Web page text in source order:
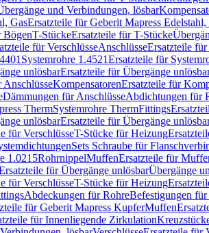
und Verbindungen, lösbar
GasErsatzteile für Geberit Mapress Edelstahl,
BögenT-StückeErsatzteile für T-Stücke
für VerschlüsseAnschlüsseErsatzteile
Systemrohre 1.4521Ersatzteile für
unlösbarErsatzteile für Übergänge
AnschlüsseKompensatorenErsatzteile für
Dämmungen für AnschlüsseAbdichtungen für
ThermSystemrohre ThermFittings
unlösbarErsatzteile für Übergänge
für VerschlüsseT-Stücke für Heizung
Sets Schraube für
1.0215RohrnippelMuffenErsatzteile für
für Übergänge unlösbarÜbergänge
für VerschlüsseT-Stücke für Heizung
Abdeckungen für RohreBefestigungen
für Geberit Mapress KupferMuffen
für Innenliegende Zirkulation